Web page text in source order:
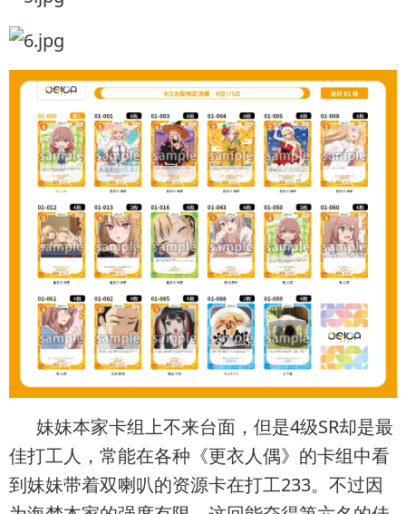
妹妹本家卡组上不来台面，但是4级SR却是最
佳打工人，常能在各种《更衣人偶》的卡组中看
到妹妹带着双喇叭的资源卡在打工233。不过因